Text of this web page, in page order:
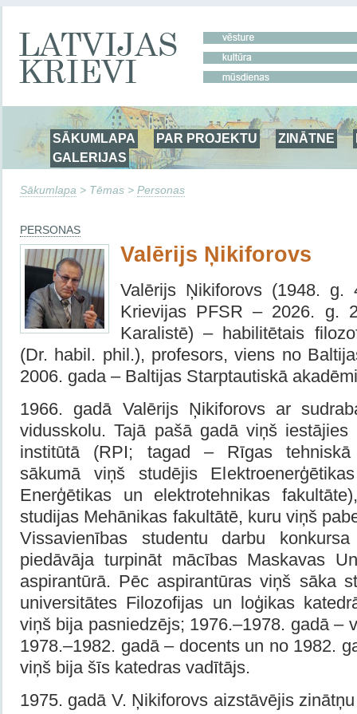
SĀKUMLAPA PAR PROJEKTU ZINĀTNE
GALERIJAS
Sākumlapa > Tēmas > Personas
PERSONAS
Valērijs Ņikiforovs
Valērijs Ņikiforovs (1948. g.
Krievijas PFSR – 2026. g.
Karalistē) – habilitētais
(Dr. habil. phil.), profesors, viens no
2006. gada – Baltijas Starptautiskā
1966. gadā Valērijs Ņikiforovs ar
vidusskolu. Tajā pašā gadā viņš iestājies
institūtā (RPI; tagad – Rīgas tehniskā
sākumā viņš studējis
Enerģētikas un elektrotehnikas
studijas Mehānikas fakultātē, kuru viņš
Vissavienības studentu darbu
piedāvāja turpināt mācības Maskavas
aspirantūrā. Pēc aspirantūras viņš sāka
universitātes Filozofijas un loģikas
viņš bija pasniedzējs; 1976.–1978. gadā –
1978.–1982. gadā – docents un no 1982.
viņš bija šīs katedras vadītājs.
1975. gadā V. Ņikiforovs aizstāvējis